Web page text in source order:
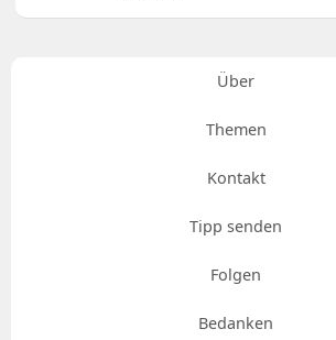
Über
Themen
Kontakt
Tipp senden
Folgen
Bedanken